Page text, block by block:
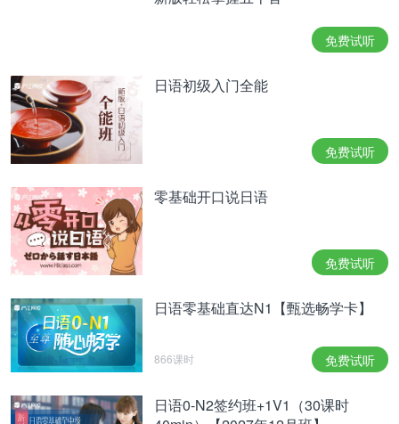
免费试听
日语初级入门全能
免费试听
零基础开口说日语
免费试听
日语零基础直达N1【甄选畅学卡】
866课时 免费试听
日语0-N2签约班+1V1（30课时